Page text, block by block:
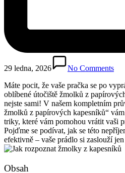
29 ledna, 2026
No Comments
Máte pocit, ⁤že vaše pračka ‌se‌ po‌
oblíbené útočiště‍ žmolků z
nejste sami! V našem kompletním
žmolků z‍ papírových ⁣kapesníků“
triky, které vám pomohou vrátit vaši
Pojďme se ‌podívat, jak se této
‌efektivně – ⁣vaše ‌prádlo si​ zaslouží
Obsah